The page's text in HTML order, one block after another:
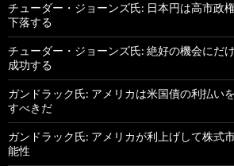
チューダー・ジョーンズ氏: 日本円は高市政
下落する
チューダー・ジョーンズ氏: 絶好の機会にだ
成功する
ガンドラック氏: アメリカは米国債の利払い
すべきだ
ガンドラック氏: アメリカが利上げして株式
能性